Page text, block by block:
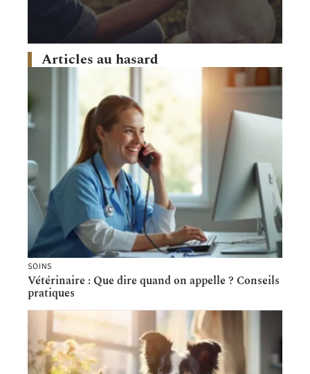
Articles au hasard
SOINS
Vétérinaire : Que dire quand on appelle ? Conseils
pratiques